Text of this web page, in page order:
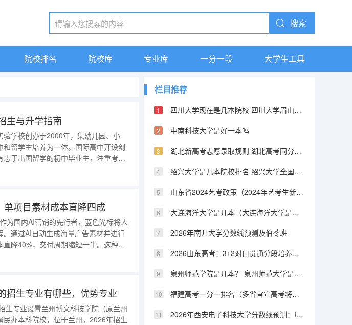
搜索
院校排名 院校库 专业库 一分一段 大学生工具
生与升学指南
学校创办于2000年，集幼儿园、小
留学生培养为一体。国际高中开设剑
于出国留学的初中毕业生，注重考察
学习能力。往年招生情况与录取参考
项目素材成本直降四成
为国内AI营销的先行者，蓝色光标将人
通过AI自动生成海量广告素材并进行
降40%，交付周期缩短一半。这种规
大地丰富了品牌在全域渠道的触点。
招生专业有哪些，优势专业
生专业设置兰州博文科技学院（原兰州
办本科院校，位于兰州。2026年招生
栏目推荐
四川大学现在是几本院校 四川大学眉山校区是几本
中南科技大学是好一本吗
湖北新高考志愿录取规则 湖北高考同分投档排序规则是怎样的?
绍兴大学是几本院校排名 绍兴大学全国综合排名
山东省2024艺考政策（2024年艺考生新政策）
大连海洋大学是几本（大连海洋大学是一本还是二本）
2026年南开大学分数线预测及伯苓班
2026山东高考：3+2对口贯通分段培养资格线392分，低分上本科的另一条路
泉州师范学院是几本？ 泉州师范大学是几本
福建高考一分一排名（多省官宣高考将实行“3+1+2”模式）
2026年西安电子科技大学分数线预测：IT界的硬核211